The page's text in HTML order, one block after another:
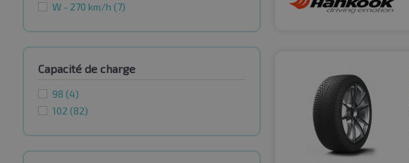
W - 270 km/h (7)
Capacité de charge
98 (4)
102 (82)